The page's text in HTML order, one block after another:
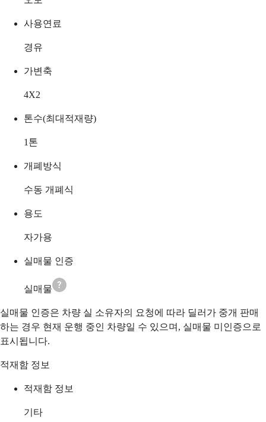
사용연료
경유
가변축
4X2
톤수(최대적재량)
1 톤
개폐방식
수동 개폐식
용도
자가용
실매물 인증
실매물
실매물 인증은 차량 실 소유자의 요청에 따라 딜러가 중개 판매
하는 경우 현재 운행 중인 차량일 수 있으며, 실매물 미인증으로
표시됩니다.
적재함 정보
적재함 정보
기타